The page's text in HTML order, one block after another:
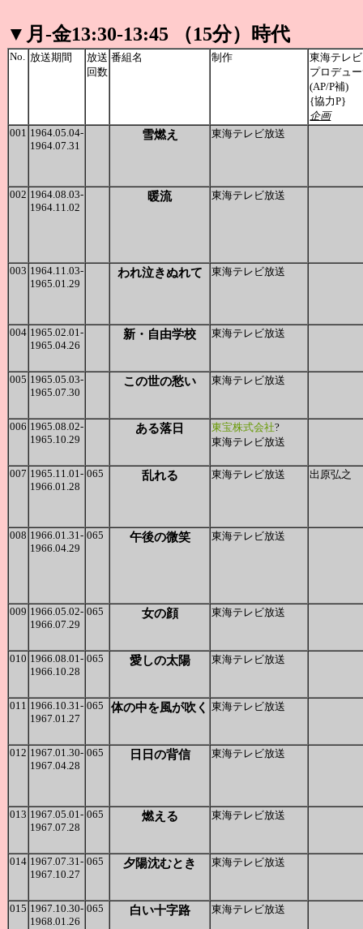
▼月-金13:30-13:45 （15分）時代
No. 放送期間
放送
回数
番組名 制作
東海テレビ
プロデュ
(AP/P補)
{協力P}
企画
001 1964.05.04-
1964.07.31
雪燃え 東海テレビ放送
002 1964.08.03-
1964.11.02
暖流 東海テレビ放送
003 1964.11.03-
1965.01.29
われ泣きぬれて 東海テレビ放送
004 1965.02.01-
1965.04.26
新・自由学校 東海テレビ放送
005 1965.05.03-
1965.07.30
この世の愁い 東海テレビ放送
006 1965.08.02-
1965.10.29
ある落日 東宝株式会社?
東海テレビ放送
007 1965.11.01-
1966.01.28
065 乱れる 東海テレビ放送 出原弘之
008 1966.01.31-
1966.04.29
065 午後の微笑 東海テレビ放送
009 1966.05.02-
1966.07.29
065 女の顔 東海テレビ放送
010 1966.08.01-
1966.10.28
065 愛しの太陽 東海テレビ放送
011 1966.10.31-
1967.01.27
065 体の中を風が吹く 東海テレビ放送
012 1967.01.30-
1967.04.28
065 日日の背信 東海テレビ放送
013 1967.05.01-
1967.07.28
065 燃える 東海テレビ放送
014 1967.07.31-
1967.10.27
065 夕陽沈むとき 東海テレビ放送
015 1967.10.30-
1968.01.26
065 白い十字路 東海テレビ放送